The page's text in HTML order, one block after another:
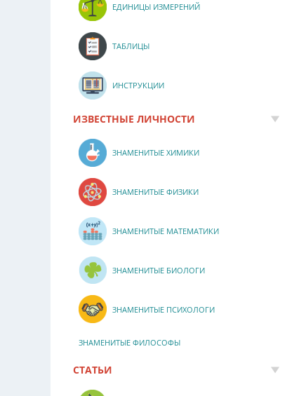
ЕДИНИЦЫ ИЗМЕРЕНИЙ
ТАБЛИЦЫ
ИНСТРУКЦИИ
ИЗВЕСТНЫЕ ЛИЧНОСТИ
ЗНАМЕНИТЫЕ ХИМИКИ
ЗНАМЕНИТЫЕ ФИЗИКИ
ЗНАМЕНИТЫЕ МАТЕМАТИКИ
ЗНАМЕНИТЫЕ БИОЛОГИ
ЗНАМЕНИТЫЕ ПСИХОЛОГИ
ЗНАМЕНИТЫЕ ФИЛОСОФЫ
СТАТЬИ